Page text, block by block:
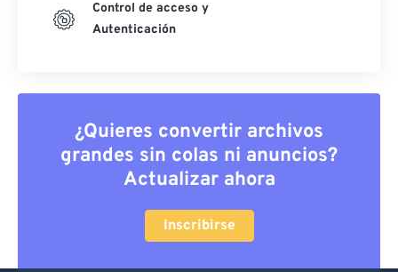
Control de acceso y
Autenticación
¿Quieres convertir archivos
grandes sin colas ni anuncios?
Actualizar ahora
Inscribirse